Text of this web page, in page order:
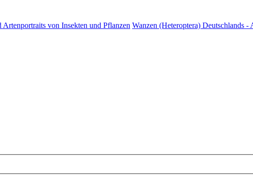
von Insekten und Pflanzen Wanzen (Heteroptera) Deutschlands